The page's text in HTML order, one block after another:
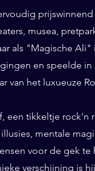
musea,
als "Magische
en speelde in
van het luxueuze
een tikkeltje rock'n
mentale
voor de gek te
verschijning is